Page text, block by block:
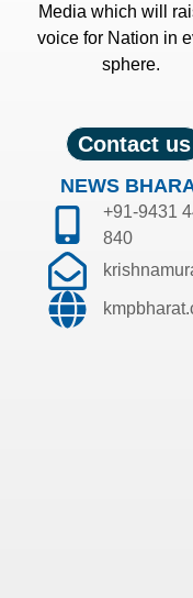
Media which will
voice for Nation in
sphere.
Contact us
NEWS
+91-9431
840